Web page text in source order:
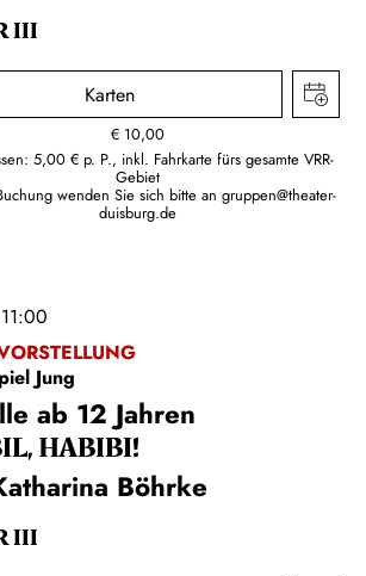
III
Karten
€ 10,00
5,00 € p. P., inkl. Fahrkarte fürs gesamte VRR-
Gebiet
wenden Sie sich bitte an gruppen@theater-
duisburg.de
Jung
ab 12 Jahren
HABIBI!
Böhrke
III